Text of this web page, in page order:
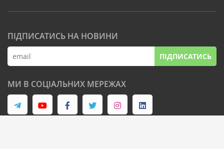
ПІДПИСАТИСЬ НА НОВИНИ
ПІДПИСАТИСЬ
МИ В СОЦІАЛЬНИХ МЕРЕЖАХ